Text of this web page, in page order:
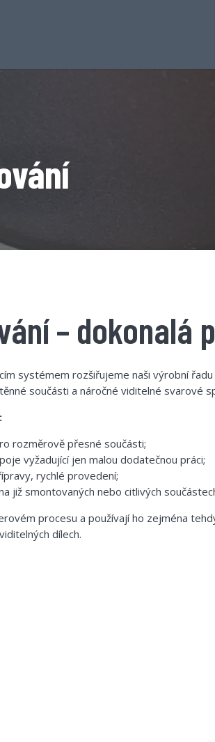
– dokonalá
systémem rozšiřujeme naši výrobní
součásti a náročné viditelné svarové
rozměrově přesné součásti;
vyžadující jen malou dodatečnou práci;
rychlé provedení;
již smontovaných nebo citlivých
procesu a používají ho zejména
dílech.